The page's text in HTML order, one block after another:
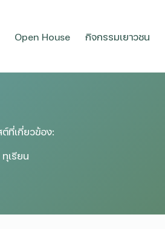
Open House กิจกรรมเยาวชน
ที่เกี่ยวข้อง:
เรียน